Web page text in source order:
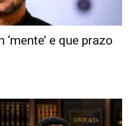
e que prazo